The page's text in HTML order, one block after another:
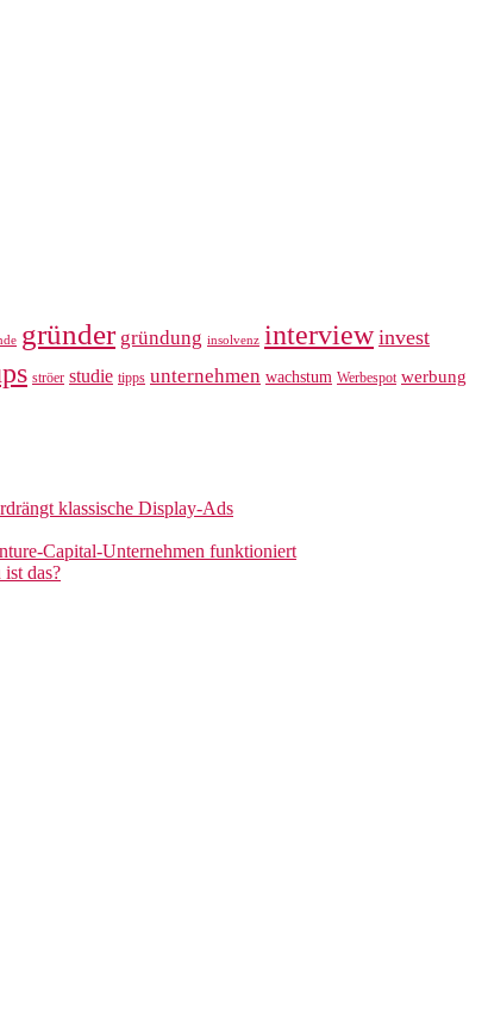
gründer gründung insolvenz interview invest
ströer studie tipps unternehmen wachstum Werbespot werbung
klassische Display-Ads
Capital-Unternehmen funktioniert
ist das?